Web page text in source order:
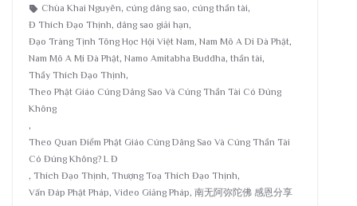
Chùa Khai Nguyên, cúng dâng sao, cúng thần tài,
Đ Thích Đạo Thịnh, dâng sao giải hạn,
Đạo Tràng Tịnh Tông Học Hội Việt Nam, Nam Mô A Di Đà Phật,
Nam Mô A Mi Đà Phật, Namo Amitabha Buddha, thần tài,
Thầy Thích Đạo Thịnh,
Theo Phật Giáo Cúng Dâng Sao Và Cúng Thần Tài Có Đúng
Không
,
Theo Quan Điểm Phật Giáo Cúng Dâng Sao Và Cúng Thần Tài
Có Đúng Không? L Đ
, Thích Đạo Thịnh, Thượng Toạ Thích Đạo Thịnh,
Vấn Đáp Phật Pháp, Video Giảng Pháp, 南无阿弥陀佛 感恩分享